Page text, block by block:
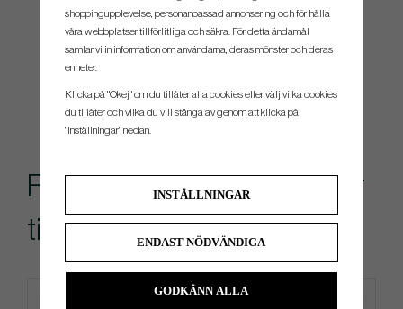
Rekommenderade tillbehör
till denna produkt
shoppingupplevelse, personanpassad annonsering och för hålla
våra webbplatser tillförlitliga och säkra. För detta ändamål
samlar vi in information om användarna, deras mönster och deras
enheter.
Klicka på "Okej" om du tillåter alla cookies eller välj vilka cookies
du tillåter och vilka du vill stänga av genom att klicka på
"Inställningar" nedan.
INSTÄLLNINGAR
ENDAST NÖDVÄNDIGA
GODKÄNN ALLA